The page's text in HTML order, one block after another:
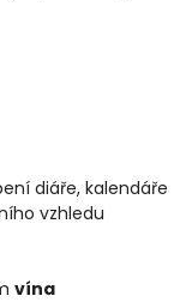
diáře, kalendáře
vzhledu
vína